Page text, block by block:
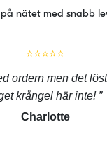
nätet med snabb
⭐⭐⭐⭐⭐
ordern men det
krångel här inte!
Charlotte